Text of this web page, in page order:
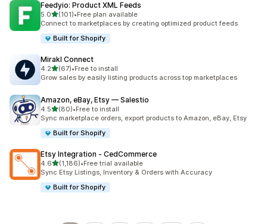
Feedyio: Product XML Feeds
5.0เต็ม 5 ดาว
(101)
ทั้งหมด 101 รีวิว
•Free plan available
Connect to marketplaces by creating optimized product feeds
Built for Shopify
Mirakl Connect
4.2เต็ม 5 ดาว
(67)
ทั้งหมด 67 รีวิว
•Free to install
Grow sales by easily listing products across top marketplaces
Amazon, eBay, Etsy — Salestio
4.5เต็ม 5 ดาว
(80)
ทั้งหมด 80 รีวิว
•Free to install
Sync marketplace orders, export products to Amazon, eBay, Etsy
Built for Shopify
Etsy Integration ‑ CedCommerce
4.6เต็ม 5 ดาว
(1,186)
ทั้งหมด 1186 รีวิว
•Free trial available
Sync Etsy Listings, Inventory & Orders with Accuracy
Built for Shopify